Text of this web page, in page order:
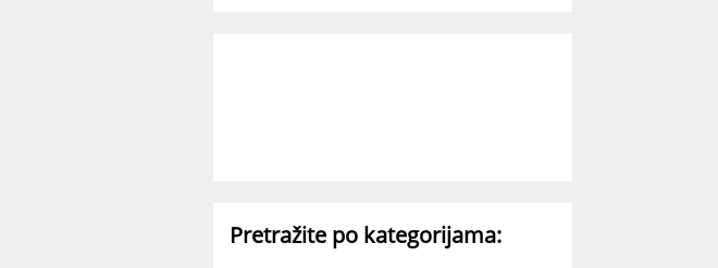
Pretražite po kategorijama: